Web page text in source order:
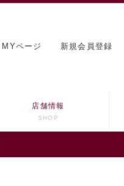
MYページ 新規会員登録
店舗情報
SHOP